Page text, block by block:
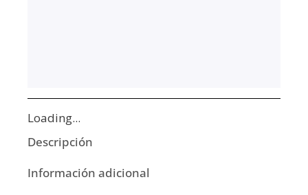
Loading...
Descripción
Información adicional